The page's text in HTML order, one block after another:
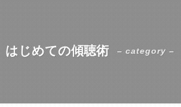
はじめての傾聴術 – category –